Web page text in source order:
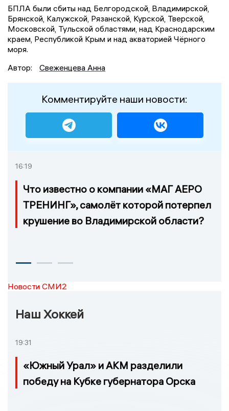
БПЛА были сбиты над Белгородской, Владимирской,
Брянской, Калужской, Рязанской, Курской, Тверской,
Московской, Тульской областями, над Краснодарским
краем, Республикой Крым и над акваторией Чёрного
моря.
Автор:
Свеженцева Анна
Комментируйте наши новости:
16:19
Что известно о компании «МАГ АЕРО
ТРЕНИНГ», самолёт которой потерпел
крушение во Владимирской области?
Новости СМИ2
Наш Хоккей
19:31
«Южный Урал» и АКМ разделили
победу на Кубке губернатора Орска